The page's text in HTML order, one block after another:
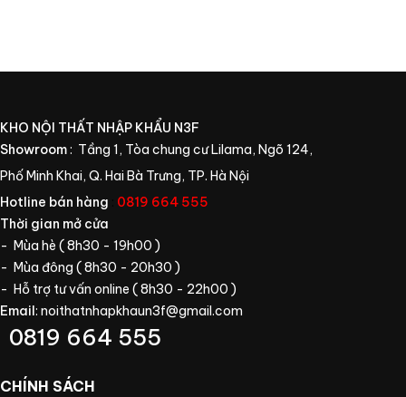
KHO NỘI THẤT NHẬP KHẨU N3F
Showroom: Tầng 1, Tòa chung cư Lilama, Ngõ 124,
Phố Minh Khai, Q. Hai Bà Trưng, TP. Hà Nội
Hotline bán hàng
0819 664 555
Thời gian mở cửa
- Mùa hè ( 8h30 - 19h00 )
- Mùa đông ( 8h30 - 20h30 )
- Hỗ trợ tư vấn online ( 8h30 - 22h00 )
Email: noithatnhapkhaun3f@gmail.com
0819 664 555
CHÍNH SÁCH